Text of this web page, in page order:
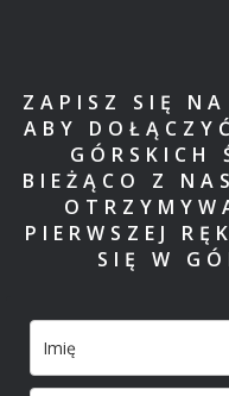
ZAPISZ SIĘ NA
ABY
GÓRSKICH
BIEŻĄCO Z
PIERWSZEJ
SIĘ W